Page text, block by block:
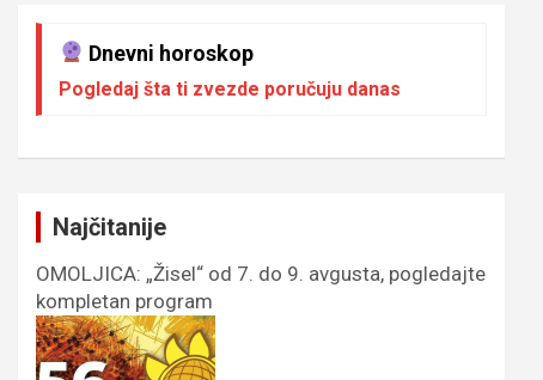
Dnevni horoskop
Pogledaj šta ti zvezde poručuju danas
Najčitanije
OMOLJICA: „Žisel“ od 7. do 9. avgusta, pogledajte
kompletan program